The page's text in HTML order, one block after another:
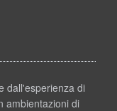
dall'esperienza di
ambientazioni di